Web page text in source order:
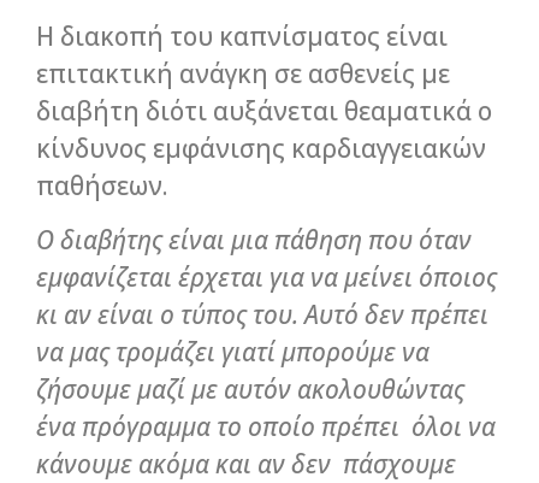
Η διακοπή του καπνίσματος είναι
επιτακτική ανάγκη σε ασθενείς με
διαβήτη διότι αυξάνεται θεαματικά ο
κίνδυνος εμφάνισης καρδιαγγειακών
παθήσεων.
Ο διαβήτης είναι μια πάθηση που όταν
εμφανίζεται έρχεται για να μείνει όποιος
κι αν είναι ο τύπος του. Αυτό δεν πρέπει
να μας τρομάζει γιατί μπορούμε να
ζήσουμε μαζί με αυτόν ακολουθώντας
ένα πρόγραμμα το οποίο πρέπει όλοι να
κάνουμε ακόμα και αν δεν πάσχουμε